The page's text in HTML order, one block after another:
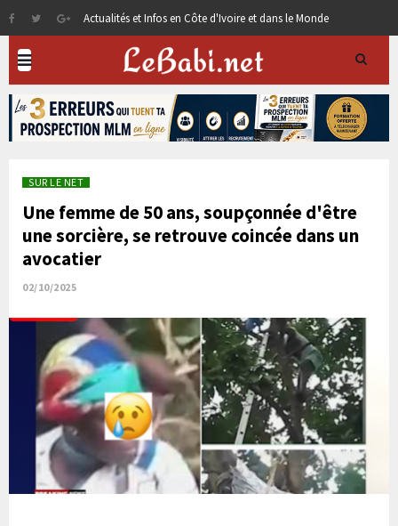
Actualités et Infos en Côte d'Ivoire et dans le Monde
SUR LE NET
Une femme de 50 ans, soupçonnée d'être
une sorcière, se retrouve coincée dans un
avocatier
02/10/2025